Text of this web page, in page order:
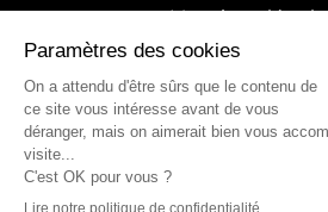
Mentions
Politique de
Cookies
Plan du site